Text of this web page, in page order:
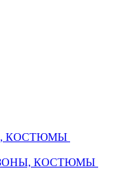
КОСТЮМЫ
КОСТЮМЫ